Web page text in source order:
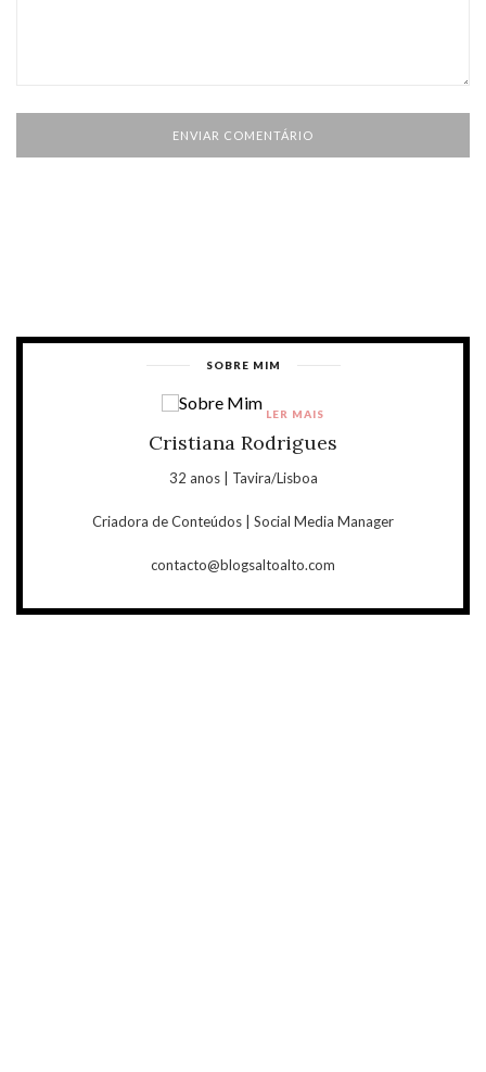
SOBRE MIM
Cristiana Rodrigues
32 anos | Tavira/Lisboa
Criadora de Conteúdos | Social Media Manager
contacto@blogsaltoalto.com
LER MAIS